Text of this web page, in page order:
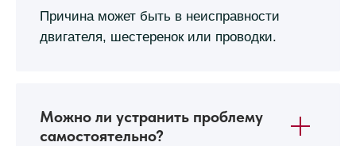
Причина может быть в неисправности
двигателя, шестеренок или проводки.
Можно ли устранить проблему
самостоятельно?